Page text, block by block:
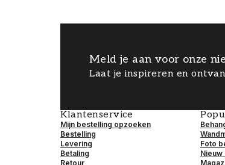
Meld je aan voor onze
Laat je inspireren en
Klantenservice
Mijn bestelling opzoeken
Bestelling
Levering
Betaling
Retour
Foto
Nieuw